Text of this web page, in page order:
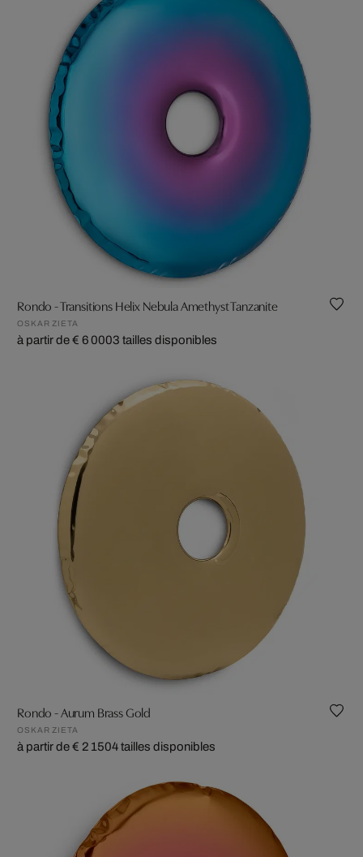
Rondo - Transitions Helix Nebula Amethyst Tanzanite
OSKAR ZIETA
à partir de € 6 0003 tailles disponibles
Rondo - Aurum Brass Gold
OSKAR ZIETA
à partir de € 2 1504 tailles disponibles